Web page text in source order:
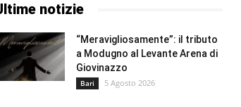
notizie
“Meravigliosamente”: il tributo
a Modugno al Levante Arena di
Giovinazzo
Bari 5 Agosto 2026